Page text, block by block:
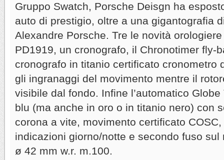
Gruppo Swatch, Porsche Deisgn ha
auto di prestigio, oltre a una gigantografia
Alexandre Porsche. Tre le novità
PD1919, un cronografo, il Chronotimer fly-
cronografo in titanio certificato cronometro
gli ingranaggi del movimento mentre il
visibile dal fondo. Infine l’automatico
blu (ma anche in oro o in titanio nero) con
corona a vite, movimento certificato
indicazioni giorno/notte e secondo fuso sul
ø 42 mm w.r. m.100.